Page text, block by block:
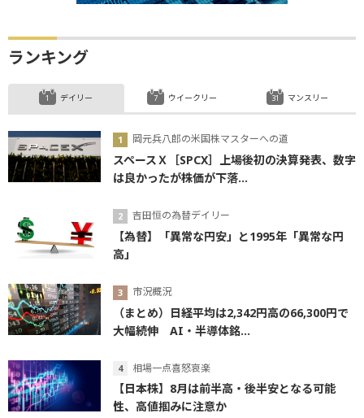
ランキング
デイリー
岡元兵八郎の米国株マスターへの道
スペースＸ［SPCX］上場後初の決算発表、数字
は良かったが株価が下落...
吉田恒の為替デイリー
【為替】「異常な円安」と1995年「異常な円
高」
市況概況
（まとめ）日経平均は2,342円高の66,300円で
大幅続伸 AI・半導体銘...
相場一点喜怒哀楽
【日本株】8月は前半高・後半安となる可能
性、高値掴みに注意か
ウイークリー マンスリー